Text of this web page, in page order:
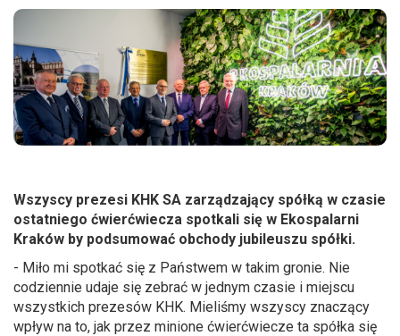
Wszyscy prezesi KHK SA zarządzający spółką w czasie
ostatniego ćwierćwiecza spotkali się w Ekospalarni
Kraków by podsumować obchody jubileuszu spółki.
- Miło mi spotkać się z Państwem w takim gronie. Nie
codziennie udaje się zebrać w jednym czasie i miejscu
wszystkich prezesów KHK. Mieliśmy wszyscy znaczący
wpływ na to, jak przez minione ćwierćwiecze ta spółka się